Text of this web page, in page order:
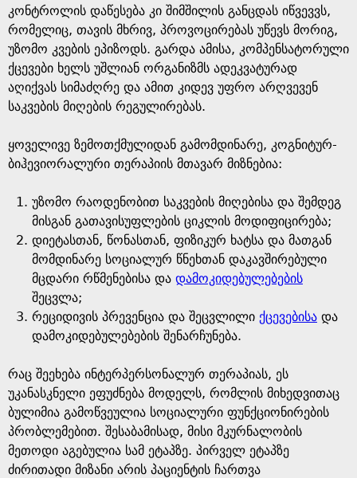
კონტროლის დაწესება კი შიმშილის განცდას იწვევვს,
რომელიც, თავის მხრივ, პროვოცირებას უწევს მორიგ,
უზომო კვების ეპიზოდს. გარდა ამისა, კომპენსატორული
ქცევები ხელს უშლიან ორგანიზმს ადეკვატურად
აღიქვას სიმაძღრე და ამით კიდევ უფრო არღვევენ
საკვების მიღების რეგულირებას.
ყოველივე ზემოთქმულიდან გამომდინარე, კოგნიტურ-
ბიჰევიორალური თერაპიის მთავარ მიზნებია:
უზომო რაოდენობით საკვების მიღებისა და შემდეგ
მისგან გათავისუფლების ციკლის მოდიფიცირება;
დიეტასთან, წონასთან, ფიზიკურ ხატსა და მათგან
მომდინარე სოციალურ წნეხთან დაკავშირებული
მცდარი რწმენებისა და დამოკიდებულებების
შეცვლა;
რეციდივის პრევენცია და შეცვლილი ქცევებისა და
დამოკიდებულებების შენარჩუნება.
რაც შეეხება ინტერპერსონალურ თერაპიას, ეს
უკანასკნელი ეფუძნება მოდელს, რომლის მიხედვითაც
ბულიმია გამოწვეულია სოციალური ფუნქციონირების
პრობლემებით. შესაბამისად, მისი მკურნალობის
მეთოდი აგებულია სამ ეტაპზე. პირველ ეტაპზე
ძირითადი მიზანი არის პაციენტის ჩართვა